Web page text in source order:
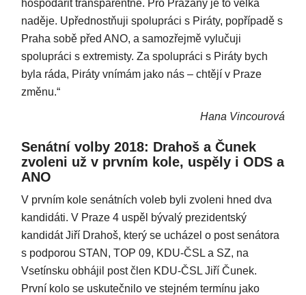
hospodařit transparentně. Pro Pražany je to velká
naděje. Upřednostňuji spolupráci s Piráty, popřípadě s
Praha sobě před ANO, a samozřejmě vylučuji
spolupráci s extremisty. Za spolupráci s Piráty bych
byla ráda, Piráty vnímám jako nás – chtějí v Praze
změnu.“
Hana Vincourová
Senátní volby 2018: Drahoš a Čunek
zvoleni už v prvním kole, uspěly i ODS a
ANO
V prvním kole senátních voleb byli zvoleni hned dva
kandidáti. V Praze 4 uspěl bývalý prezidentský
kandidát Jiří Drahoš, který se ucházel o post senátora
s podporou STAN, TOP 09, KDU-ČSL a SZ, na
Vsetínsku obhájil post člen KDU-ČSL Jiří Čunek.
První kolo se uskutečnilo ve stejném termínu jako